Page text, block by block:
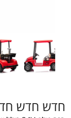
חדש חדש